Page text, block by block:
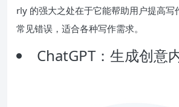
rly 的强大之处在于它能帮助用户提高写
常见错误，适合各种写作需求。
ChatGPT：生成创意